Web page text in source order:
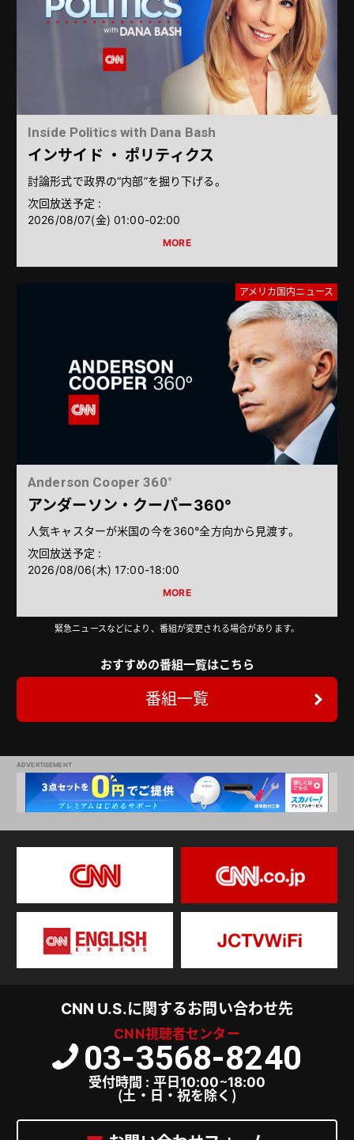
Inside Politics with Dana Bash
インサイド ・ ポリティクス
討論形式で政界の“内部”を掘り下げる。
次回放送予定 :
2026/08/07（金） 01:00-02:00
Anderson Cooper 360°
アンダーソン・クーパー360°
人気キャスターが米国の今を360°全方向から見渡す。
次回放送予定 :
2026/08/06（木） 17:00-18:00
アメリカ国内ニュース
緊急ニュースなどにより、番組が変更される場合があります。
おすすめの番組一覧はこちら
番組一覧
CNN U.S.に関するお問い合わせ先
CNN視聴者センター
03-3568-8240
受付時間 : 平日10:00～18:00
（土・日・祝を除く）